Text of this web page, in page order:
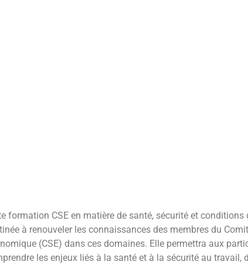
formation CSE en matière de santé, sécurité et conditions
à renouveler les connaissances des membres du
(CSE) dans ces domaines. Elle permettra aux
les enjeux liés à la santé et à la sécurité au travail,